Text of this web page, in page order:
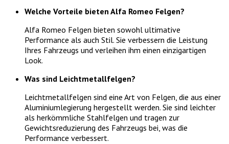
Welche Vorteile bieten Alfa Romeo Felgen?
Alfa Romeo Felgen bieten sowohl ultimative
Performance als auch Stil. Sie verbessern die Leistung
Ihres Fahrzeugs und verleihen ihm einen einzigartigen
Look.
Was sind Leichtmetallfelgen?
Leichtmetallfelgen sind eine Art von Felgen, die aus einer
Aluminiumlegierung hergestellt werden. Sie sind leichter
als herkömmliche Stahlfelgen und tragen zur
Gewichtsreduzierung des Fahrzeugs bei, was die
Performance verbessert.